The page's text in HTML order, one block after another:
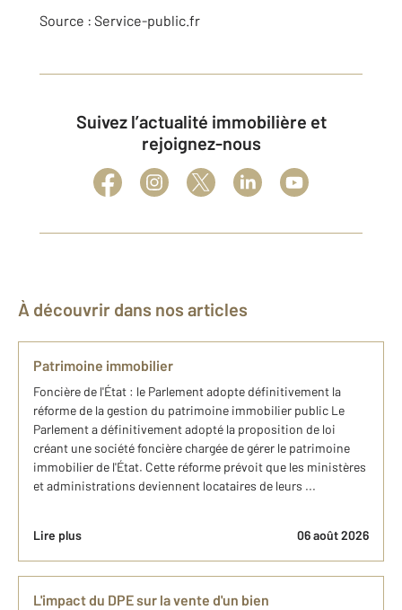
Source : Service-public.fr
Suivez l’actualité immobilière et
rejoignez-nous
À découvrir dans nos articles
Patrimoine immobilier
Foncière de l'État : le Parlement adopte définitivement la
réforme de la gestion du patrimoine immobilier public Le
Parlement a définitivement adopté la proposition de loi
créant une société foncière chargée de gérer le patrimoine
immobilier de l'État. Cette réforme prévoit que les ministères
et administrations deviennent locataires de leurs ...
Lire plus 06 août 2026
L'impact du DPE sur la vente d'un bien